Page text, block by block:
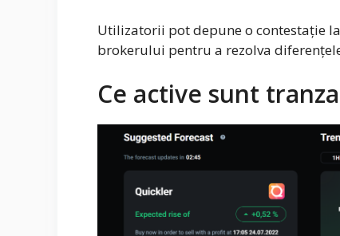
Utilizatorii pot depune o contestație
brokerului pentru a rezolva
Ce active sunt